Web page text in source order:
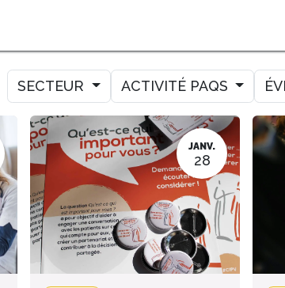
SECTEUR ACTIVITÉ PAQS
JANV.
28